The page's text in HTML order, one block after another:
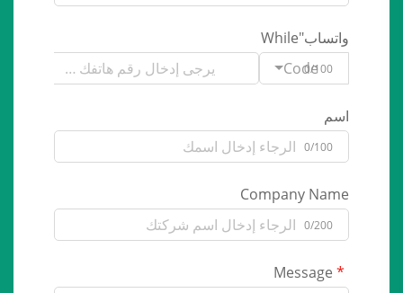
واتساب"While
Code0/100
اسم
0/100
Company Name
0/200